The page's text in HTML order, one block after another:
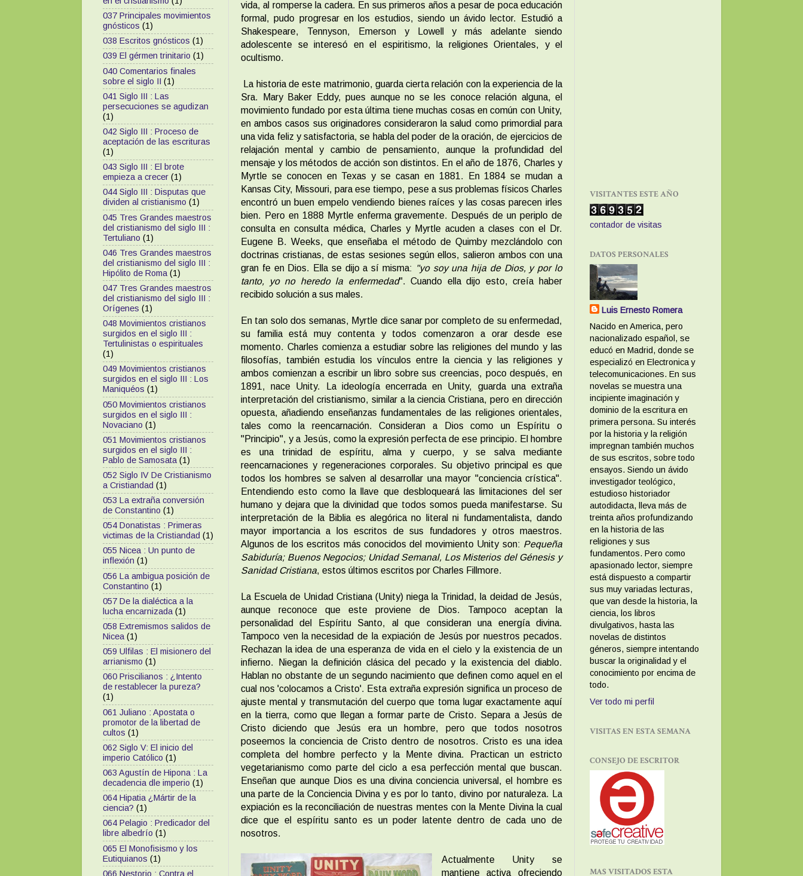
vida, al romperse la cadera. En sus primeros años a pesar de poca educación
formal, pudo progresar en los estudios, siendo un ávido lector. Estudió a
Shakespeare, Tennyson, Emerson y Lowell y más adelante siendo
adolescente se interesó en el espiritismo, la religiones Orientales, y el
ocultismo.
La historia de este matrimonio, guarda cierta relación con la experiencia de la
Sra. Mary Baker Eddy, pues aunque no se les conoce relación alguna, el
movimiento fundado por esta última tiene muchas cosas en común con Unity,
en ambos casos sus originadores consideraron la salud como primordial para
una vida feliz y satisfactoria, se habla del poder de la oración, de ejercicios de
relajación mental y cambio de pensamiento, aunque la profundidad del
mensaje y los métodos de acción son distintos. En el año de 1876, Charles y
Myrtle se conocen en Texas y se casan en 1881. En 1884 se mudan a
Kansas City, Missouri, para ese tiempo, pese a sus problemas físicos Charles
encontró un buen empelo vendiendo bienes raíces y las cosas parecen irles
bien. Pero en 1888 Myrtle enferma gravemente. Después de un periplo de
consulta en consulta médica, Charles y Myrtle acuden a clases con el Dr.
Eugene B. Weeks, que enseñaba el método de Quimby mezclándolo con
doctrinas cristianas, de estas sesiones según ellos, salieron ambos con una
gran fe en Dios. Ella se dijo a sí misma: "yo soy una hija de Dios, y por lo
tanto, yo no heredo la enfermedad". Cuando ella dijo esto, creía haber
recibido solución a sus males.
En tan solo dos semanas, Myrtle dice sanar por completo de su enfermedad,
su familia está muy contenta y todos comenzaron a orar desde ese
momento. Charles comienza a estudiar sobre las religiones del mundo y las
filosofías, también estudia los vínculos entre la ciencia y las religiones y
ambos comienzan a escribir un libro sobre sus creencias, poco después, en
1891, nace Unity. La ideología encerrada en Unity, guarda una extraña
interpretación del cristianismo, similar a la ciencia Cristiana, pero en dirección
opuesta, añadiendo enseñanzas fundamentales de las religiones orientales,
tales como la reencarnación. Consideran a Dios como un Espíritu o
"Principio", y a Jesús, como la expresión perfecta de ese principio. El hombre
es una trinidad de espíritu, alma y cuerpo, y se salva mediante
reencarnaciones y regeneraciones corporales. Su objetivo principal es que
todos los hombres se salven al desarrollar una mayor "conciencia crística".
Entendiendo esto como la llave que desbloqueará las limitaciones del ser
humano y dejara que la divinidad que todos somos pueda manifestarse. Su
interpretación de la Biblia es alegórica no literal ni fundamentalista, dando
mayor importancia a los escritos de sus fundadores y otros maestros.
Algunos de los escritos más conocidos del movimiento Unity son: Pequeña
Sabiduría; Buenos Negocios; Unidad Semanal, Los Misterios del Génesis y
Sanidad Cristiana, estos últimos escritos por Charles Fillmore.
La Escuela de Unidad Cristiana (Unity) niega la Trinidad, la deidad de Jesús,
aunque reconoce que este proviene de Dios. Tampoco aceptan la
personalidad del Espíritu Santo, al que consideran una energía divina.
Tampoco ven la necesidad de la expiación de Jesús por nuestros pecados.
Rechazan la idea de una esperanza de vida en el cielo y la existencia de un
infierno. Niegan la definición clásica del pecado y la existencia del diablo.
Hablan no obstante de un segundo nacimiento que definen como aquel en el
cual nos 'colocamos a Cristo'. Esta extraña expresión significa un proceso de
ajuste mental y transmutación del cuerpo que toma lugar exactamente aquí
en la tierra, como que llegan a formar parte de Cristo. Separa a Jesús de
Cristo diciendo que Jesús era un hombre, pero que todos nosotros
poseemos la conciencia de Cristo dentro de nosotros. Cristo es una idea
completa del hombre perfecto y la Mente divina. Practican un estricto
vegetarianismo como parte del ciclo a esa perfección mental que buscan.
Enseñan que aunque Dios es una divina conciencia universal, el hombre es
una parte de la Conciencia Divina y es por lo tanto, divino por naturaleza. La
expiación es la reconciliación de nuestras mentes con la Mente Divina la cual
dice que el espíritu santo es un poder latente dentro de cada uno de
nosotros.
Actualmente Unity se
mantiene activa ofreciendo
037 Principales movimientos
gnósticos (1)
038 Escritos gnósticos (1)
039 El gérmen trinitario (1)
040 Comentarios finales
sobre el siglo II (1)
041 Siglo III : Las
persecuciones se agudizan
(1)
042 Siglo III : Proceso de
aceptación de las escrituras
(1)
043 Siglo III : El brote
empieza a crecer (1)
044 Siglo III : Disputas que
dividen al cristianismo (1)
045 Tres Grandes maestros
del cristianismo del siglo III :
Tertuliano (1)
046 Tres Grandes maestros
del cristianismo del siglo III :
Hipólito de Roma (1)
047 Tres Grandes maestros
del cristianismo del siglo III :
Orígenes (1)
048 Movimientos cristianos
surgidos en el siglo III :
Tertulinistas o espirituales
(1)
049 Movimientos cristianos
surgidos en el siglo III : Los
Maniquéos (1)
050 Movimientos cristianos
surgidos en el siglo III :
Novaciano (1)
051 Movimientos cristianos
surgidos en el siglo III :
Pablo de Samosata (1)
052 Siglo IV De Cristianismo
a Cristiandad (1)
053 La extraña conversión
de Constantino (1)
054 Donatistas : Primeras
victimas de la Cristiandad (1)
055 Nicea : Un punto de
inflexión (1)
056 La ambigua posición de
Constantino (1)
057 De la dialéctica a la
lucha encarnizada (1)
058 Extremismos salidos de
Nicea (1)
059 Ulfilas : El misionero del
arrianismo (1)
060 Priscilianos : ¿Intento
de restablecer la pureza?
(1)
061 Juliano : Apostata o
promotor de la libertad de
cultos (1)
062 Siglo V: El inicio del
imperio Católico (1)
063 Agustín de Hipona : La
decadencia dle imperio (1)
064 Hipatia ¿Mártir de la
ciencia? (1)
064 Pelagio : Predicador del
libre albedrío (1)
065 El Monofisismo y los
Eutiquianos (1)
066 Nestorio : Contra el
VISITANTES ESTE AÑO
contador de visitas
DATOS PERSONALES
Luis Ernesto Romera
Nacido en America, pero
nacionalizado español, se
educó en Madrid, donde se
especializó en Electronica y
telecomunicaciones. En sus
novelas se muestra una
incipiente imaginación y
dominio de la escritura en
primera persona. Su interés
por la historia y la religión
impregnan también muchos
de sus escritos, sobre todo
ensayos. Siendo un ávido
investigador teológico,
estudioso historiador
autodidacta, lleva más de
treinta años profundizando
en la historia de las
religiones y sus
fundamentos. Pero como
apasionado lector, siempre
está dispuesto a compartir
sus muy variadas lecturas,
que van desde la historia, la
ciencia, los libros
divulgativos, hasta las
novelas de distintos
géneros, siempre intentando
buscar la originalidad y el
conocimiento por encima de
todo.
Ver todo mi perfil
VISITAS EN ESTA SEMANA
CONSEJO DE ESCRITOR
MAS VISITADOS ESTA